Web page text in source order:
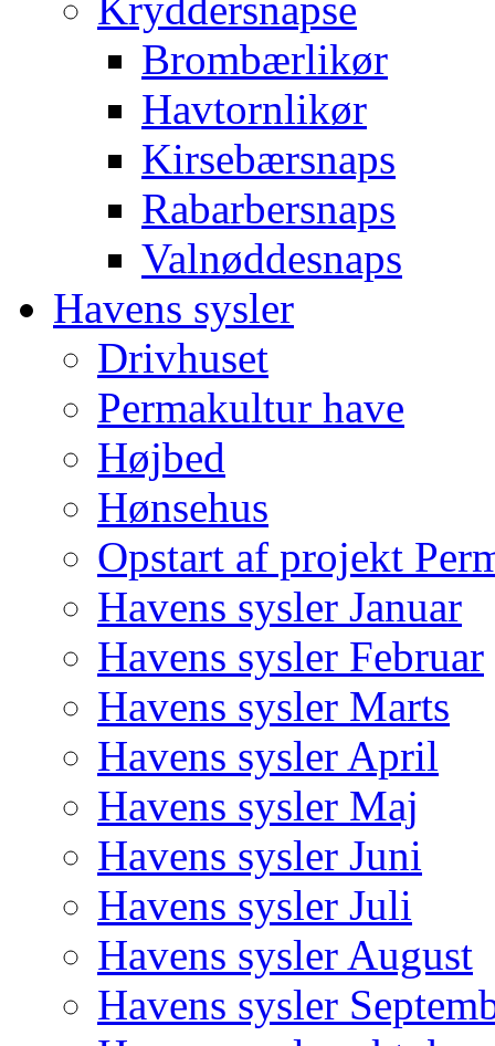
Brombærlikør
Havtornlikør
Kirsebærsnaps
Rabarbersnaps
Valnøddesnaps
Havens sysler
Drivhuset
Permakultur have
Højbed
Hønsehus
Opstart af projekt
Havens sysler Januar
Havens sysler Februar
Havens sysler Marts
Havens sysler April
Havens sysler Maj
Havens sysler Juni
Havens sysler Juli
Havens sysler August
Havens sysler